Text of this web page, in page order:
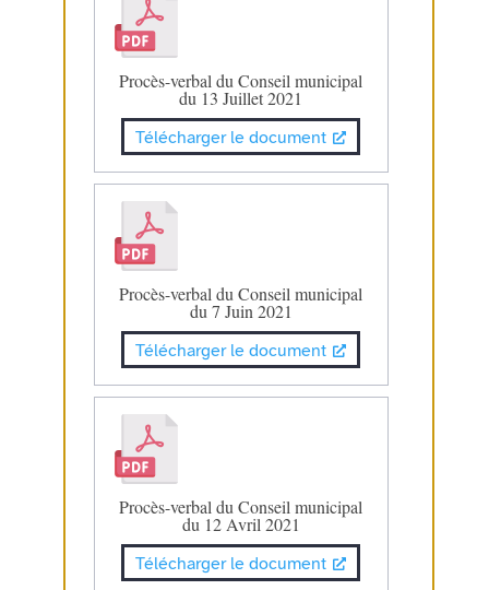
Procès-verbal du Conseil municipal
du 13 Juillet 2021
Télécharger le document
Procès-verbal du Conseil municipal
du 7 Juin 2021
Télécharger le document
Procès-verbal du Conseil municipal
du 12 Avril 2021
Télécharger le document